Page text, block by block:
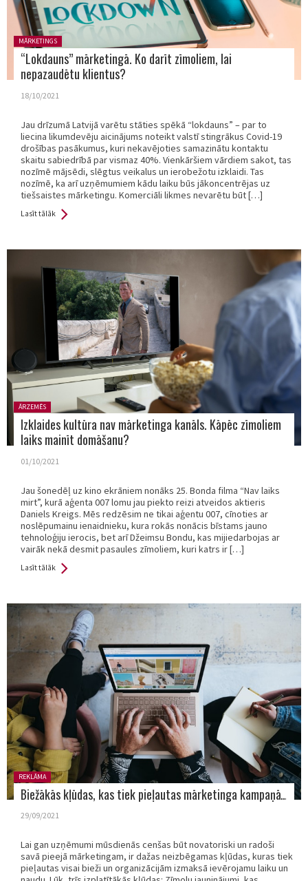
Posted in:
MĀRKETINGS
“Lokdauns” mārketingā. Ko darīt zīmoliem, lai
nepazaudētu klientus?
18/10/2021
Jau drīzumā Latvijā varētu stāties spēkā “lokdauns” – par to
liecina likumdevēju aicinājums noteikt valstī stingrākus Covid-19
drošības pasākumus, kuri nekavējoties samazinātu kontaktu
skaitu sabiedrībā par vismaz 40%. Vienkāršiem vārdiem sakot, tas
nozīmē mājsēdi, slēgtus veikalus un ierobežotu izklaidi. Tas
nozīmē, ka arī uzņēmumiem kādu laiku būs jākoncentrējas uz
tiešsaistes mārketingu. Komerciāli likmes nevarētu būt […]
Lasīt tālāk
Posted
in:
ĀRZEMĒS
Izklaides kultūra nav mārketinga kanāls. Kāpēc zīmoliem
laiks mainīt domāšanu?
01/10/2021
Jau šonedēļ uz kino ekrāniem nonāks 25. Bonda filma “Nav laiks
mirt”, kurā aģenta 007 lomu jau piekto reizi atveidos aktieris
Daniels Kreigs. Mēs redzēsim ne tikai aģentu 007, cīnoties ar
noslēpumainu ienaidnieku, kura rokās nonācis bīstams jauno
tehnoloģiju ierocis, bet arī Džeimsu Bondu, kas mijiedarbojas ar
vairāk nekā desmit pasaules zīmoliem, kuri katrs ir […]
Lasīt tālāk
Posted
in:
REKLĀMA
Biežākās kļūdas, kas tiek pieļautas mārketinga kampaņās
29/09/2021
Lai gan uzņēmumi mūsdienās cenšas būt novatoriski un radoši
savā pieejā mārketingam, ir dažas neizbēgamas kļūdas, kuras tiek
pieļautas visai bieži un organizācijām izmaksā ievērojamu laiku un